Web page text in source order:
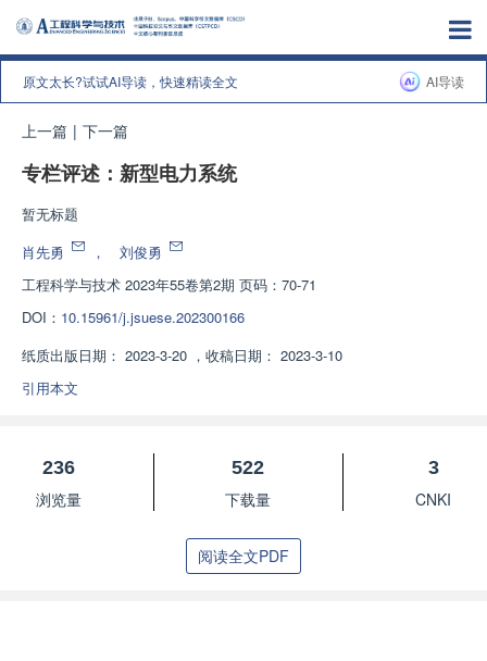
原文太长?试试AI导读，快速精读全文 AI导读
上一篇 | 下一篇
专栏评述：新型电力系统
暂无标题
肖先勇
，
刘俊勇
工程科学与技术 2023年55卷第2期 页码：70-71
DOI： 10.15961/j.jsuese.202300166
纸质出版日期： 2023-3-20 ， 收稿日期： 2023-3-10
引用本文
236
浏览量
522
下载量
3
CNKI
阅读全文PDF